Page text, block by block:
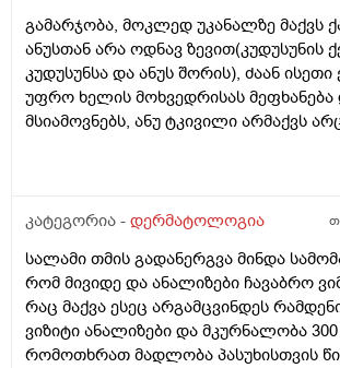
გამარჯობა, მოკლედ უკანალზე მაქვს
ანუსთან არა ოდნავ ზევით(კუდუსუნის
კუდუსუნსა და ანუს შორის), ძაან
უფრო ხელის მოხვედრისას მეფხანება
მსიამოვნებს, ანუ ტკივილი არმაქვს
ოპერაცია ანუ ბეწვის
წყლით) ანუ არამგონია რომ
გარშემო, ჰემოროიდიც მაქვს ოდნავ,
იყოს? ან კანის გაღიზიანება?
კატეგორია - დერმატოლოგია
სალამი თმის გადანერგვა მინდა
რომ მივიდე და ანალიზები ჩავაბრო
რაც მაქვა ესეც არგამცვინდეს
ვიზიტი ანალიზები და მკურნალობა
რომოთხრათ მადლობა პასუხისთვის